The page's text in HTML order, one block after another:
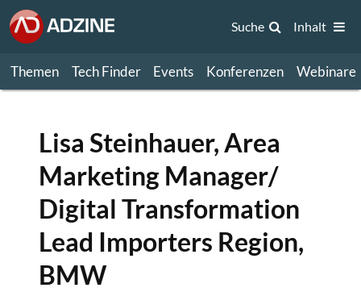
Themen Tech Finder Events Konferenzen Webinare
Suche Inhalt
Lisa Steinhauer, Area
Marketing Manager/
Digital Transformation
Lead Importers Region,
BMW